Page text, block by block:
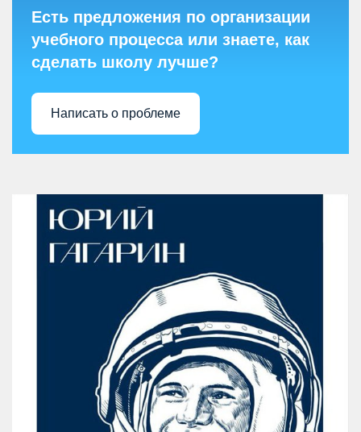
Есть предложения по организации
учебного процесса или знаете, как
сделать школу лучше?
Написать о проблеме